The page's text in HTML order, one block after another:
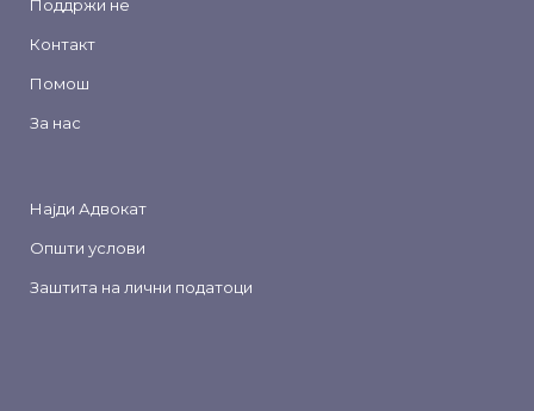
Поддржи не
Контакт
Помош
За нас
Најди Адвокат
Општи услови
Заштита на лични податоци